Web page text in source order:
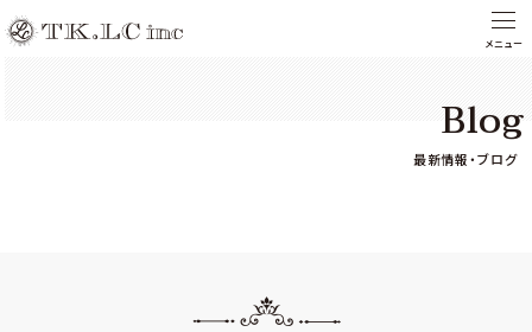
Blog
最新情報・ブログ